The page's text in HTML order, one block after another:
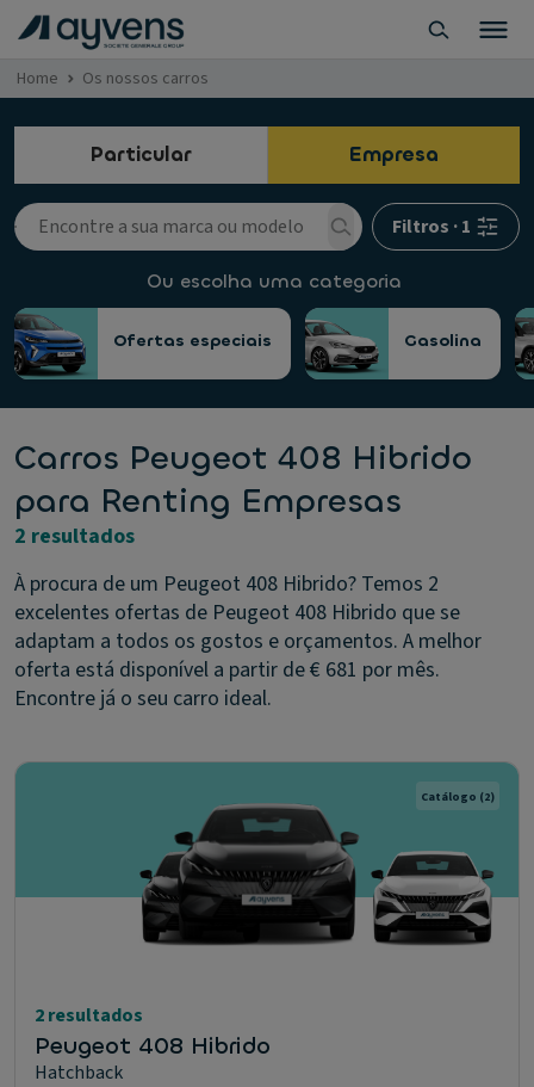
Home Os nossos carros
Particular Empresa
Filtros ·1
Ou escolha uma categoria
Ofertas especiais Gasolina
Carros Peugeot 408 Hibrido
para Renting Empresas
2 resultados
À procura de um Peugeot 408 Hibrido? Temos 2
excelentes ofertas de Peugeot 408 Hibrido que se
adaptam a todos os gostos e orçamentos. A melhor
oferta está disponível a partir de € 681 por mês.
Encontre já o seu carro ideal.
Catálogo (2)
2 resultados
Peugeot 408 Hibrido
Hatchback